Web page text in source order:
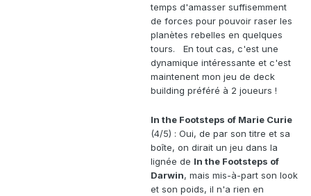
temps d'amasser suffisemment
de forces pour pouvoir raser les
planètes rebelles en quelques
tours. En tout cas, c'est une
dynamique intéressante et c'est
maintenent mon jeu de deck
building préféré à 2 joueurs !
In the Footsteps of Marie Curie
(4/5) : Oui, de par son titre et sa
boîte, on dirait un jeu dans la
lignée de In the Footsteps of
Darwin, mais mis-à-part son look
et son poids, il n'a rien en